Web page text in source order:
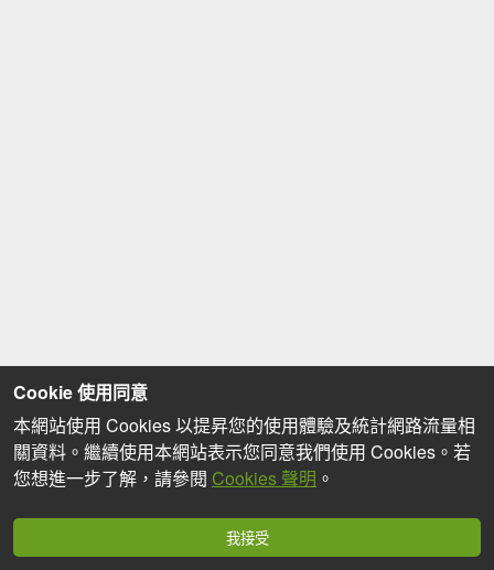
Cookie 使用同意
本網站使用 Cookies 以提昇您的使用體驗及統計網路流量相
關資料。繼續使用本網站表示您同意我們使用 Cookies。若
您想進一步了解，請參閱 Cookies 聲明 。
我接受